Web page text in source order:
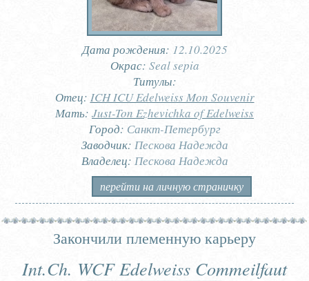
Дата рождения: 12.10.2025
Окрас: Seal sepia
Титулы:
Отец: ICH ICU Edelweiss Mon Souvenir
Мать: Just-Ton Ezhevichka of Edelweiss
Город: Санкт-Петербург
Заводчик: Пескова Надежда
Владелец: Пескова Надежда
перейти на личную страничку
Закончили племенную карьеру
Int.Ch. WCF Edelweiss Commeilfaut